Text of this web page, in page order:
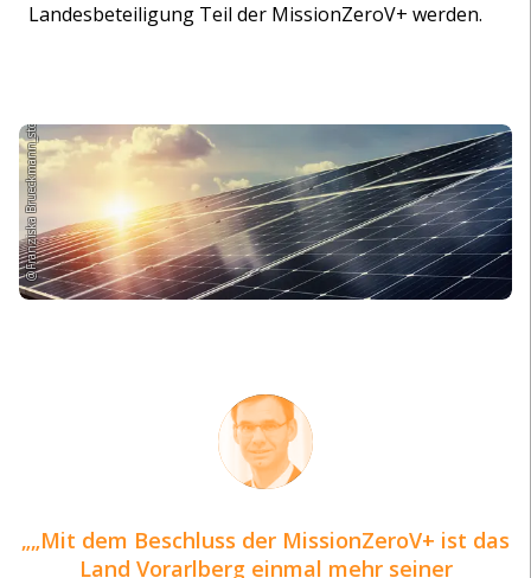
Landesbeteiligung Teil der MissionZeroV+ werden.
@Franziska Brueckmann_stock.adobe.com
„Mit dem Beschluss der MissionZeroV+ ist das
Land Vorarlberg einmal mehr seiner